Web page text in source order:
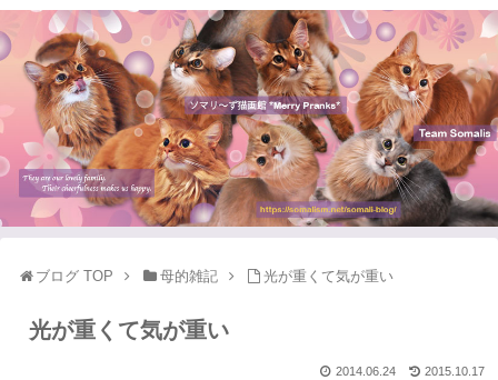
Lapis Luna
Lucia Lino
Lycka Leal
Laula
ブログ TOP 母的雑記 光が重くて気が重い
光が重くて気が重い
2015.10.17
2014.06.24